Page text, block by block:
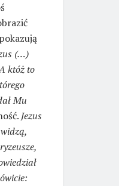
(…)
któż to
Mu
Jezus